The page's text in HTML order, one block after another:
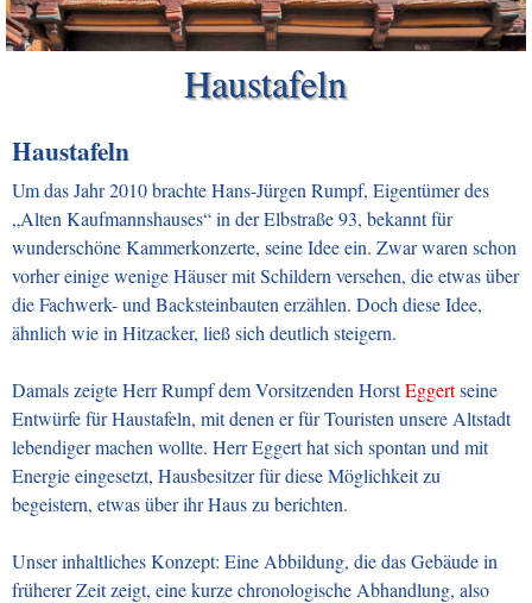
Haustafeln
Haustafeln
Um das Jahr 2010 brachte Hans-Jürgen Rumpf, Eigentümer des
„Alten Kaufmannshauses“ in der Elbstraße 93, bekannt für
wunderschöne Kammerkonzerte, seine Idee ein. Zwar waren schon
vorher einige wenige Häuser mit Schildern versehen, die etwas über
die Fachwerk- und Backsteinbauten erzählen. Doch diese Idee,
ähnlich wie in Hitzacker, ließ sich deutlich steigern.
Damals zeigte Herr Rumpf dem Vorsitzenden HorstEggertseine
Entwürfe für Haustafeln, mit denen er für Touristen unsere Altstadt
lebendiger machen wollte. Herr Eggert hat sich spontan und mit
Energie eingesetzt, Hausbesitzer für diese Möglichkeit zu
begeistern, etwas über ihr Haus zu berichten.
Unser inhaltliches Konzept: Eine Abbildung, die das Gebäude in
früherer Zeit zeigt, eine kurze chronologische Abhandlung, also